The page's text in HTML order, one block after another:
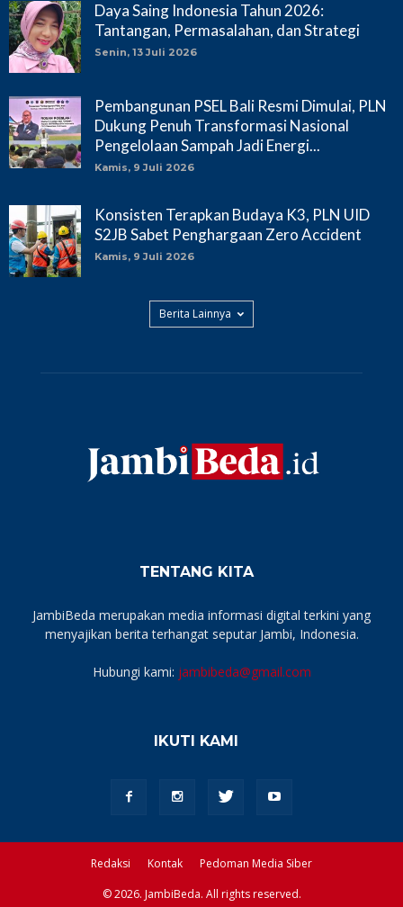
Daya Saing Indonesia Tahun 2026:
Tantangan, Permasalahan, dan Strategi
Senin, 13 Juli 2026
Pembangunan PSEL Bali Resmi Dimulai, PLN
Dukung Penuh Transformasi Nasional
Pengelolaan Sampah Jadi Energi...
Kamis, 9 Juli 2026
Konsisten Terapkan Budaya K3, PLN UID
S2JB Sabet Penghargaan Zero Accident
Kamis, 9 Juli 2026
Berita Lainnya
TENTANG KITA
JambiBeda merupakan media informasi digital terkini yang
menyajikan berita terhangat seputar Jambi, Indonesia.
Hubungi kami: jambibeda@gmail.com
IKUTI KAMI
Redaksi Kontak
Pedoman Media Siber
© 2026. JambiBeda. All rights reserved.